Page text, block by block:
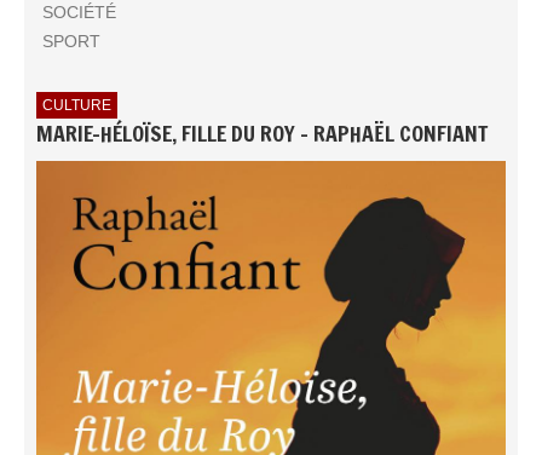
SOCIÉTÉ
SPORT
CULTURE
MARIE-HÉLOÏSE, FILLE DU ROY - RAPHAËL CONFIANT